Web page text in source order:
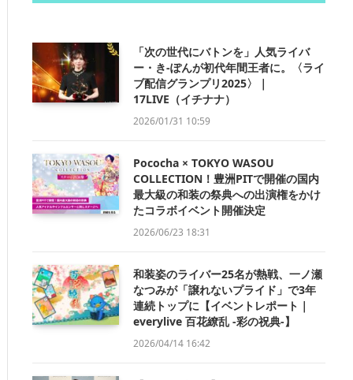
「次の世代にバトンを」人気ライバ
ー・き-ぽんが初代年間王者に。〈ライ
ブ配信グランプリ2025〉｜
17LIVE（イチナナ）
2026/01/31 10:59
Pococha × TOKYO WASOU
COLLECTION！豊洲PITで開催の国内
最大級の和装の祭典への出演権をかけ
たコラボイベント開催決定
2026/06/23 18:31
和装姿のライバー25名が熱戦、一ノ瀬
なつみが「譲れないプライド」で3年
連続トップに【イベントレポート｜
everylive 百花繚乱 -彩の祝典-】
2026/04/14 16:42